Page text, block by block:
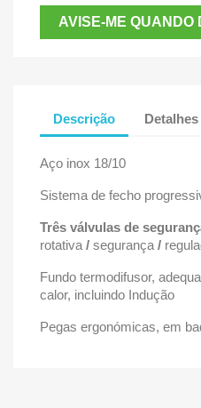
AVISE-ME QUANDO
Descrição
Aço inox 18/10
Sistema de fecho
Três válvulas de
rotativa / segurança /
Fundo termodifusor,
calor, incluindo Indução
Pegas ergonómicas, em